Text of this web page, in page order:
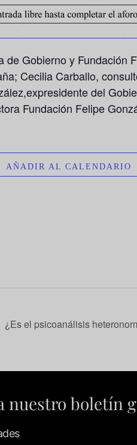
de Gobierno y Fundación
Cecilia Carballo,
,expresidente del
Fundación Felipe
AÑADIR AL CALENDARIO
¿Es el psicoanálisis
nuestro boletín